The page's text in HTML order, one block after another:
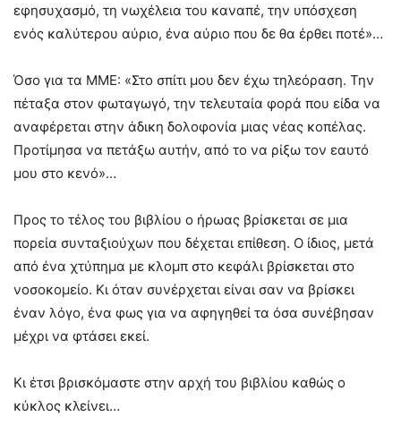
εφησυχασμό, τη νωχέλεια του καναπέ, την υπόσχεση
ενός καλύτερου αύριο, ένα αύριο που δε θα έρθει ποτέ»…
Όσο για τα ΜΜΕ: «Στο σπίτι μου δεν έχω τηλεόραση. Την
πέταξα στον φωταγωγό, την τελευταία φορά που είδα να
αναφέρεται στην άδικη δολοφονία μιας νέας κοπέλας.
Προτίμησα να πετάξω αυτήν, από το να ρίξω τον εαυτό
μου στο κενό»…
Προς το τέλος του βιβλίου ο ήρωας βρίσκεται σε μια
πορεία συνταξιούχων που δέχεται επίθεση. Ο ίδιος, μετά
από ένα χτύπημα με κλομπ στο κεφάλι βρίσκεται στο
νοσοκομείο. Κι όταν συνέρχεται είναι σαν να βρίσκει
έναν λόγο, ένα φως για να αφηγηθεί τα όσα συνέβησαν
μέχρι να φτάσει εκεί.
Κι έτσι βρισκόμαστε στην αρχή του βιβλίου καθώς ο
κύκλος κλείνει…